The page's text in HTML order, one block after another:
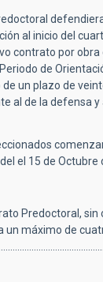
al inicio del
contrato por obra
de
un plazo de
al de la defensa
el 15 de Octubre
Predoctoral, sin
máximo de